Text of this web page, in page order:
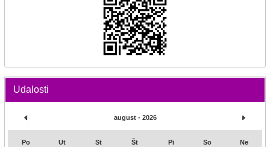
Udalosti
august - 2026
Po Ut St Št Pi So Ne